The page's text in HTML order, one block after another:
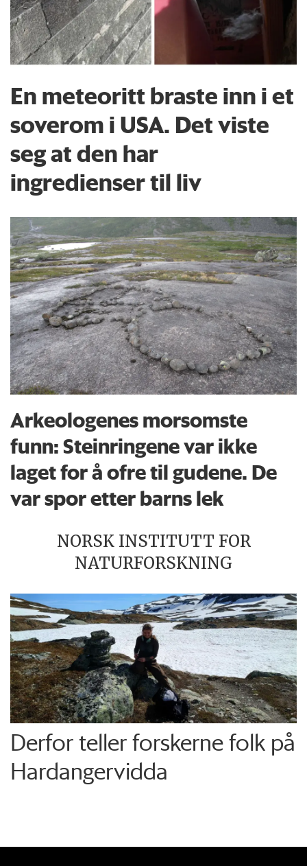
En meteoritt braste inn i et
soverom i USA. Det viste
seg at den har
ingredienser til liv
Arkeologenes morsomste
funn: Steinringene var ikke
laget for å ofre til gudene. De
var spor etter barns lek
NORSK INSTITUTT FOR
NATURFORSKNING
Derfor teller forskerne folk på
Hardangervidda